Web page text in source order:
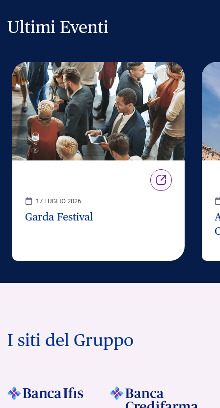
Ultimi Eventi
17 LUGLIO 2026
Garda Festival
I siti del Gruppo